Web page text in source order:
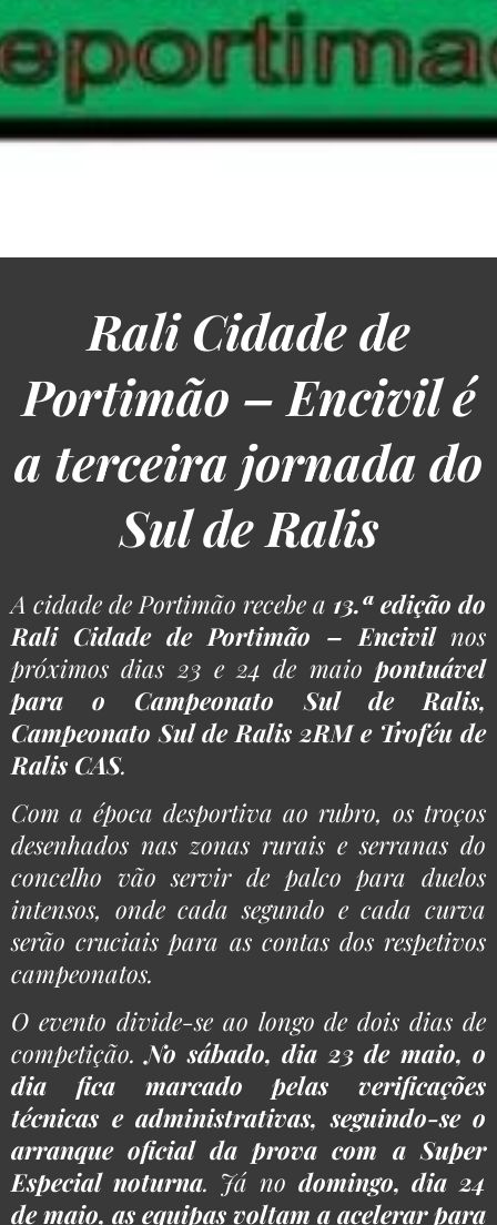
Rali Cidade de
Portimão – Encivil é
a terceira jornada do
Sul de Ralis
A cidade de Portimão recebe a 13.ª edição do
Rali Cidade de Portimão – Encivil nos
próximos dias 23 e 24 de maio pontuável
para o Campeonato Sul de Ralis,
Campeonato Sul de Ralis 2RM e Troféu de
Ralis CAS.
Com a época desportiva ao rubro, os troços
desenhados nas zonas rurais e serranas do
concelho vão servir de palco para duelos
intensos, onde cada segundo e cada curva
serão cruciais para as contas dos respetivos
campeonatos.
O evento divide-se ao longo de dois dias de
competição.No sábado, dia 23 de maio, o
dia fica marcado pelas verificações
técnicas e administrativas, seguindo-se o
arranque oficial da prova com a Super
Especial noturna. Já no domingo, dia 24
de maio, as equipas voltam a acelerar para